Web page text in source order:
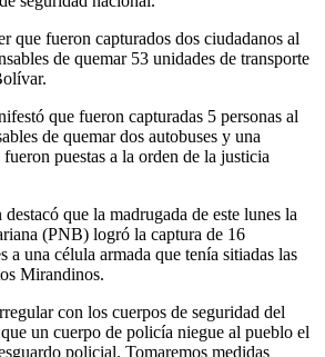
que fueron capturados dos ciudadanos al
de quemar 53 unidades de transporte
que fueron capturadas 5 personas al
de quemar dos autobuses y una
puestas a la orden de la justicia
que la madrugada de este lunes la
(PNB) logró la captura de 16
a una célula armada que tenía sitiadas las
Mirandinos.
con los cuerpos de seguridad del
un cuerpo de policía niegue al pueblo el
policial. Tomaremos medidas